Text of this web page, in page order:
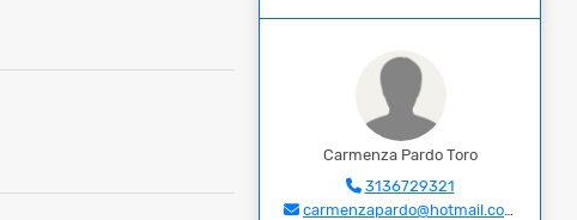
Carmenza Pardo Toro
3136729321
carmenzapardo@hotmail.com